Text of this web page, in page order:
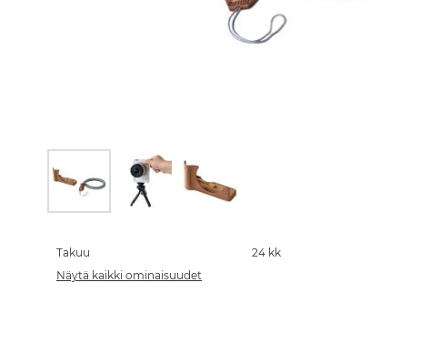
the
beginning
of
Takuu
24 kk
Näytä kaikki ominaisuudet